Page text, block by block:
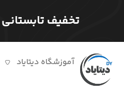
تخفیف تابستانی تا ۳۵ درصد روی تمام
آموزشگاه دیتایاد